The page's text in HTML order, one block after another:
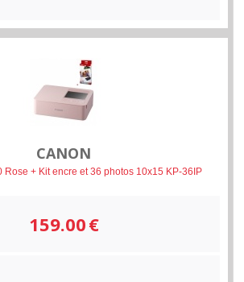
CANON
Rose + Kit encre et 36 photos 10x15 KP-36IP
159.00€